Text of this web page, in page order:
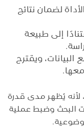
لضمان نتائج
إلى طبيعة
البيانات، ويقترح
لأنه يُظهر مدى قدرة
البحث وضبط عملية